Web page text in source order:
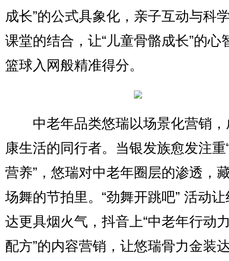
成长”的公式具象化，亲子互动与科
课堂的结合，让“儿童骨骼成长”的心
篮球入网般精准得分。
中老年品类悠瑞以场景化营销，
康生活的同行者。当银发族愈发注重
营养”，悠瑞对中老年圈层的渗透，
场舞的节拍里。“劲舞开跳吧” 活动
达更具烟火气，抖音上“中老年行动
配方”的内容营销，让悠瑞骨力金装